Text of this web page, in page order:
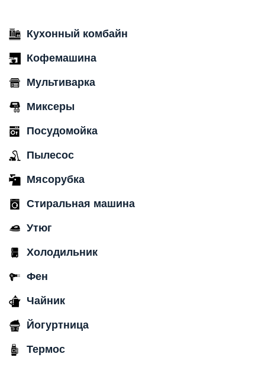
Кухонный комбайн
Кофемашина
Мультиварка
Миксеры
Посудомойка
Пылесос
Мясорубка
Стиральная машина
Утюг
Холодильник
Фен
Чайник
Йогуртница
Термос